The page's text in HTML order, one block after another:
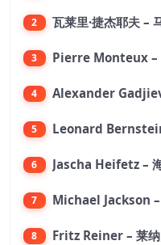
2
3
4
5
6
7
8